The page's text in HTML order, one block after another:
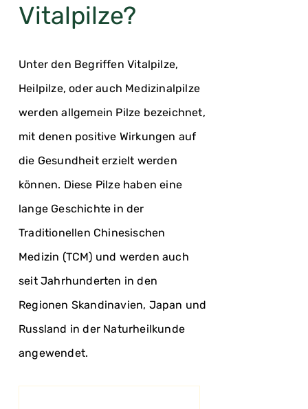
Vitalpilze?
Unter den Begriffen Vitalpilze,
Heilpilze, oder auch Medizinalpilze
werden allgemein Pilze bezeichnet,
mit denen positive Wirkungen auf
die Gesundheit erzielt werden
können. Diese Pilze haben eine
lange Geschichte in der
Traditionellen Chinesischen
Medizin (TCM) und werden auch
seit Jahrhunderten in den
Regionen Skandinavien, Japan und
Russland in der Naturheilkunde
angewendet.